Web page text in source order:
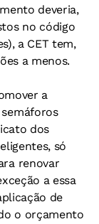
deveria,
no código
a CET tem,
a menos.
a
dos
só
renovar
a essa
de
o orçamento